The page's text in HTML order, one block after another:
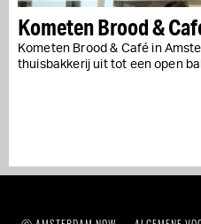
Kometen Brood &
Kometen Brood & Café in
thuisbakkerij uit tot een open